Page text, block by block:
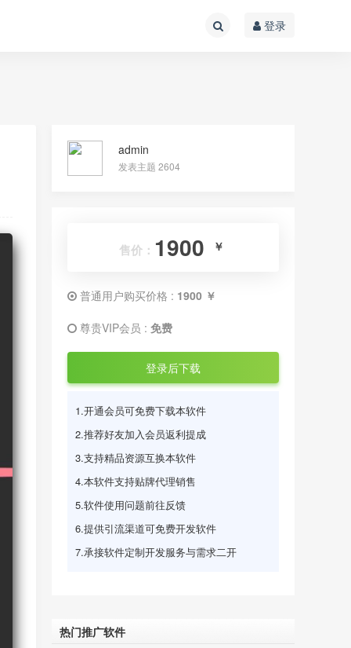
登录
admin
发表主题 2604
售价： 1900 ￥
普通用户购买价格 : 1900 ￥
尊贵VIP会员 : 免费
登录后下载
1.开通会员可免费下载本软件
2.推荐好友加入会员返利提成
3.支持精品资源互换本软件
4.本软件支持贴牌代理销售
5.软件使用问题前往反馈
6.提供引流渠道可免费开发软件
7.承接软件定制开发服务与需求二开
热门推广软件